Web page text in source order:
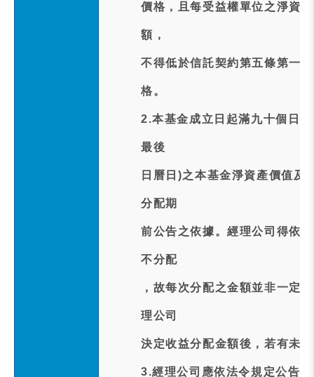
價格，且每受益權單位之淨資
額，
不得低於信託契約第五條第一
格。
2.本基金成立日起滿九十個日
最後
日曆日)之本基金淨資產價值及
分配期
前公告之依據。經理公司得依
不分配
，故每次分配之金額並非一定
理公司
決定收益分配金額後，若有未
3.經理公司應依法令規定公告